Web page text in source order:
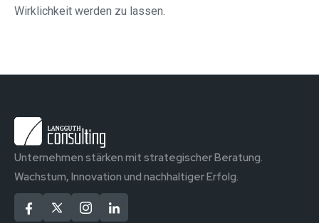
Wirklichkeit werden zu lassen.
Unternehmen stärken mit strategischer Beratung.
Wachstum, Innovation und nachhaltiger Erfolg.